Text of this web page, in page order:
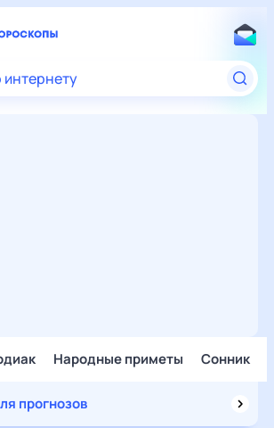
интернету
Народные приметы Сонник
прогнозов